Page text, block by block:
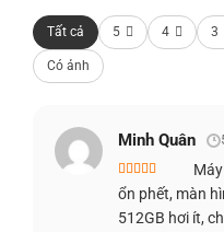
cảm ứng 60Hz, và
sRGB và ComfortView
16:10 tăng thêm không
Tất cả 5 4 3
Có ảnh
Minh Quân
Được xếp
hạng45
sao
ổn phết, màn
512GB hơi ít,